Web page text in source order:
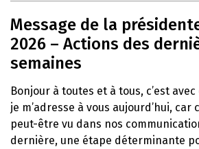
Message de la
2026 – Actions des
semaines
Bonjour à toutes et à tous, c’est
je m’adresse à vous aujourd’hui, car
peut-être vu dans nos
dernière, une étape déterminante